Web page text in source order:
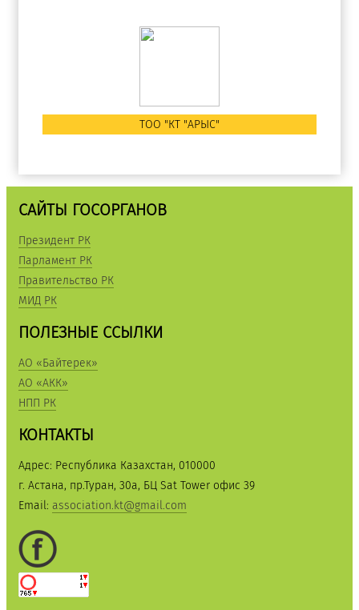
ТОО "КТ "АРЫС"
САЙТЫ ГОСОРГАНОВ
Президент РК
Парламент РК
Правительство РК
МИД РК
ПОЛЕЗНЫЕ ССЫЛКИ
АО «Байтерек»
АО «АКК»
НПП РК
КОНТАКТЫ
Адрес: Республика Казахстан, 010000
г. Астана, пр.Туран, 30а, БЦ Sat Tower офис 39
Email: association.kt@gmail.com